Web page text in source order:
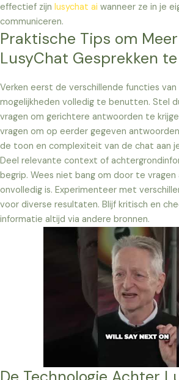
effectief zijn lusychat ai wanneer ze in je
communiceren.
Praktische Tips om
LusyChat Gesprekken
Verken eerst de verschillende functies
mogelijkheden volledig te benutten. Stel
vragen om gerichtere antwoorden te
vragen om op eerder gegeven
de toon en complexiteit van de chat aan
Deel relevante context of
begrip. Wees niet bang om door te
onvolledig is. Experimenteer met
voor diverse resultaten. Blijf kritisch en
informatie altijd via andere bronnen.